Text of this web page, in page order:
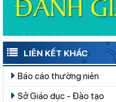
LIÊN KẾT KHÁC
Báo cáo thường niên
Sở Giáo dục - Đào tạo